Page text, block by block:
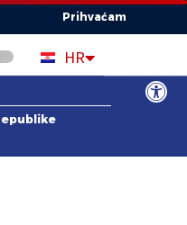
Open
Prihvaćam
HR
EN
ES